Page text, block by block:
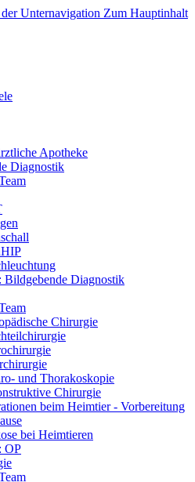
Unternavigation Zum Hauptinhalt
Apotheke
Diagnostik
Bildgebende Diagnostik
Chirurgie
und Thorakoskopie
Chirurgie
beim Heimtier - Vorbereitung
bei Heimtieren
OP